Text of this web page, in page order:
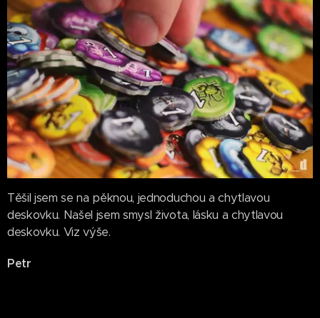
Těšil jsem se na pěknou, jednoduchou a chytlavou
deskovku. Našel jsem smysl života, lásku a chytlavou
deskovku. Viz výše.
Petr